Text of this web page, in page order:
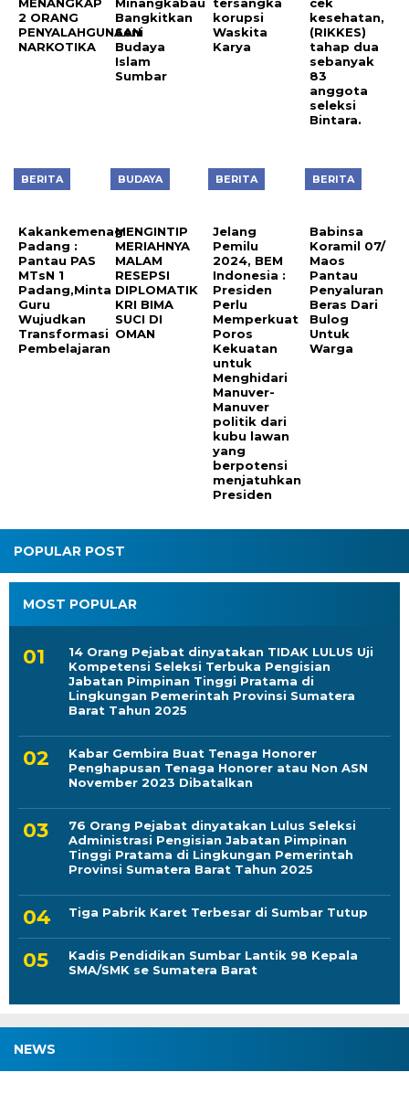
2 ORANG
PENYALAHGUNAAN
NARKOTIKA
Bangkitkan
Seni
Budaya
Islam
Sumbar
korupsi
Waskita
Karya
kesehatan,
(RIKKES)
tahap dua
sebanyak
83
anggota
seleksi
Bintara.
BERITA
Kakankemenag
Padang :
Pantau PAS
MTsN 1
Padang,Minta
Guru
Wujudkan
Transformasi
Pembelajaran
BUDAYA
MENGINTIP
MERIAHNYA
MALAM
RESEPSI
DIPLOMATIK
KRI BIMA
SUCI DI
OMAN
BERITA
Jelang
Pemilu
2024, BEM
Indonesia :
Presiden
Perlu
Memperkuat
Poros
Kekuatan
untuk
Menghidari
Manuver-
Manuver
politik dari
kubu lawan
yang
berpotensi
menjatuhkan
Presiden
BERITA
Babinsa
Koramil 07/
Maos
Pantau
Penyaluran
Beras Dari
Bulog
Untuk
Warga
POPULAR POST
MOST POPULAR
14 Orang Pejabat dinyatakan TIDAK LULUS Uji
Kompetensi Seleksi Terbuka Pengisian
Jabatan Pimpinan Tinggi Pratama di
Lingkungan Pemerintah Provinsi Sumatera
Barat Tahun 2025
Kabar Gembira Buat Tenaga Honorer
Penghapusan Tenaga Honorer atau Non ASN
November 2023 Dibatalkan
76 Orang Pejabat dinyatakan Lulus Seleksi
Administrasi Pengisian Jabatan Pimpinan
Tinggi Pratama di Lingkungan Pemerintah
Provinsi Sumatera Barat Tahun 2025
Tiga Pabrik Karet Terbesar di Sumbar Tutup
Kadis Pendidikan Sumbar Lantik 98 Kepala
SMA/SMK se Sumatera Barat
NEWS